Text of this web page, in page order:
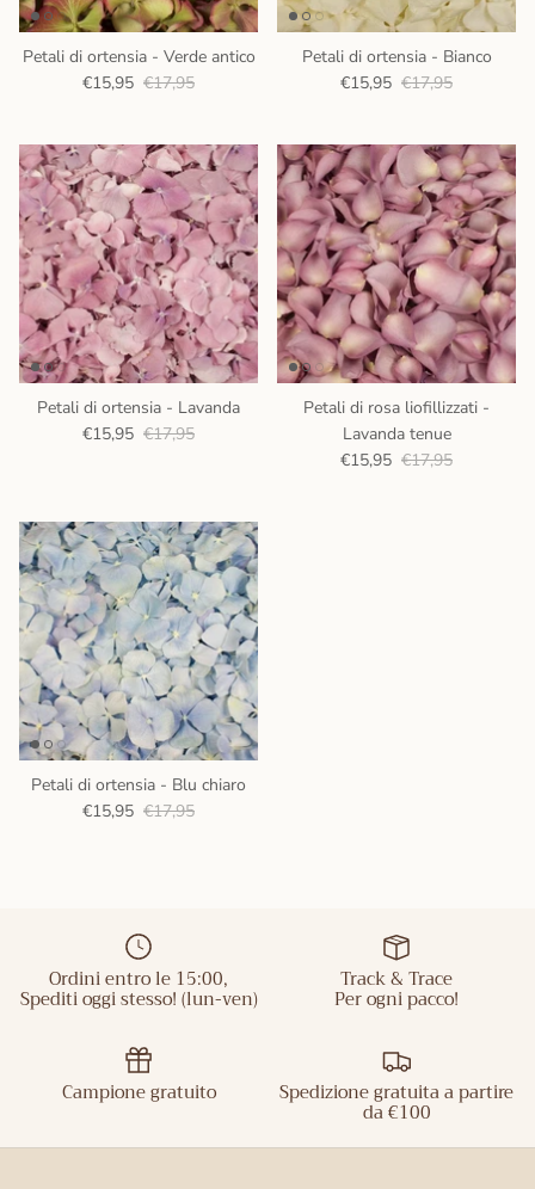
Petali di ortensia - Verde antico
€15,95 €17,95
Petali di ortensia - Bianco
€15,95 €17,95
Petali di ortensia - Lavanda
€15,95 €17,95
Petali di rosa liofillizzati -
Lavanda tenue
€15,95 €17,95
Petali di ortensia - Blu chiaro
€15,95 €17,95
Ordini entro le 15:00,
Spediti oggi stesso! (lun-ven)
Track & Trace
Per ogni pacco!
Campione gratuito Spedizione gratuita a partire
da €100